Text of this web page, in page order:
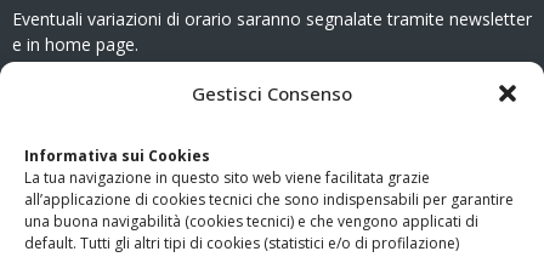
Gestisci Consenso
Informativa sui Cookies
La tua navigazione in questo sito web viene facilitata grazie
all’applicazione di cookies tecnici che sono indispensabili per garantire
una buona navigabilità (cookies tecnici) e che vengono applicati di
default. Tutti gli altri tipi di cookies (statistici e/o di profilazione)
Eventuali variazioni di orario saranno segnalate tramite newsletter
e in home page.
www.odg.toscana.it – testata registrata presso il Tribunale di
Firenze al nr. 5208 dell’ 08.10.2002. Direttore responsabile:
Giampaolo Marchini – C.F. 80005790482